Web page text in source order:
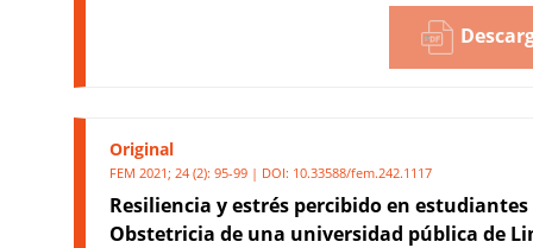
Original
FEM 2021; 24 (2): 95-99 | DOI: 10.33588/fem.242.1117
Resiliencia y estrés percibido en estudiantes
Obstetricia de una universidad pública de